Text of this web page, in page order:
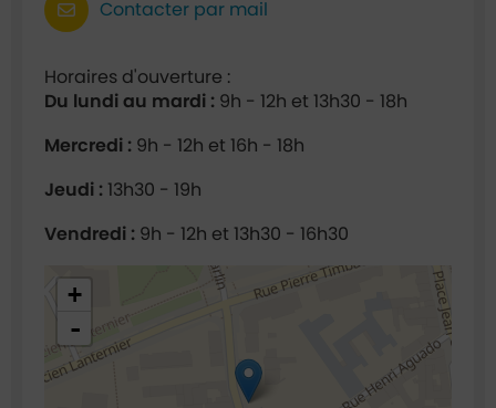
Contacter par mail
Horaires d'ouverture :
Du lundi au mardi : 9h - 12h et 13h30 - 18h
Mercredi : 9h - 12h et 16h - 18h
Jeudi : 13h30 - 19h
Vendredi : 9h - 12h et 13h30 - 16h30
+
-